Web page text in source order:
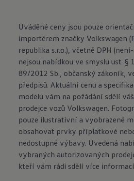
Uváděné ceny jsou pouze
importérem značky Volkswagen
republika s.r.o.), včetně DPH
nejsou nabídkou ve smyslu ust. §
89/2012 Sb., občanský zákoník,
předpisů. Aktuální cenu a
modelu vám na požádání sdělí
prodejce vozů Volkswagen.
pouze ilustrativní a vyobrazené
obsahovat prvky příplatkové
nedostupné výbavy. Uvedená
vybraných autorizovaných
kteří vám rádi sdělí více